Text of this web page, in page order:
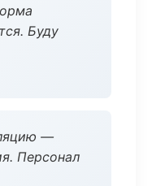
Буду
—
Персонал